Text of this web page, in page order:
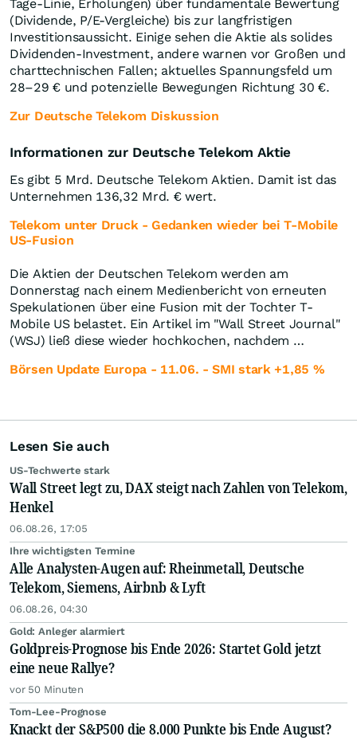
Tage-Linie, Erholungen) über fundamentale Bewertung
(Dividende, P/E-Vergleiche) bis zur langfristigen
Investitionsaussicht. Einige sehen die Aktie als solides
Dividenden-Investment, andere warnen vor Großen und
charttechnischen Fallen; aktuelles Spannungsfeld um
28–29 € und potenzielle Bewegungen Richtung 30 €.
Zur Deutsche Telekom Diskussion
Informationen zur Deutsche Telekom Aktie
Es gibt 5 Mrd. Deutsche Telekom Aktien. Damit ist das
Unternehmen 136,32 Mrd. € wert.
Telekom unter Druck - Gedanken wieder bei T-Mobile
US-Fusion
Die Aktien der Deutschen Telekom werden am
Donnerstag nach einem Medienbericht von erneuten
Spekulationen über eine Fusion mit der Tochter T-
Mobile US belastet. Ein Artikel im "Wall Street Journal"
(WSJ) ließ diese wieder hochkochen, nachdem …
Börsen Update Europa - 11.06. - SMI stark +1,85 %
Lesen Sie auch
US-Techwerte stark
Wall Street legt zu, DAX steigt nach Zahlen von Telekom,
Henkel
06.08.26, 17:05
Ihre wichtigsten Termine
Alle Analysten-Augen auf: Rheinmetall, Deutsche
Telekom, Siemens, Airbnb & Lyft
06.08.26, 04:30
Gold: Anleger alarmiert
Goldpreis-Prognose bis Ende 2026: Startet Gold jetzt
eine neue Rallye?
vor 50 Minuten
Tom-Lee-Prognose
Knackt der S&P500 die 8.000 Punkte bis Ende August?